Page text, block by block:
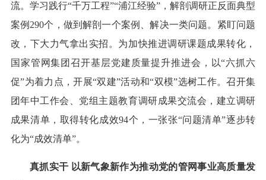
流。学习践行“千万工程”“浦江经验”，解剖调研正反面典型
案例290个，做到解剖一个案例、解决一类问题。紧盯问题
改，下大力气拿出实招。为加快推进调研课题成果转化，
国家管网集团召开基层党建质量提升推进会，以“六抓六
促”为着力点，开展“双建”活动和“双模”选树工作。召开集
团年中工作会、党组主题教育调研成果交流会，建立调研
成果清单，取得转化成效94个，一张张“问题清单”逐步转
化为“成效清单”。
真抓实干 以新气象新作为推动党的管网事业高质量发